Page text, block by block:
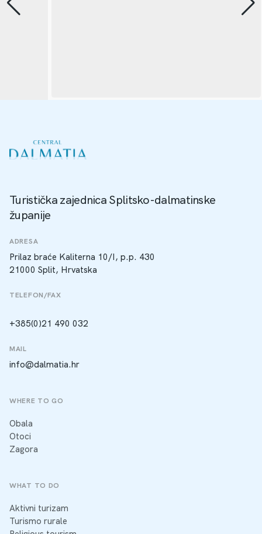
Turistička zajednica Splitsko-dalmatinske
županije
ADRESA
Prilaz braće Kaliterna 10/I, p.p. 430
21000 Split, Hrvatska
TELEFON/FAX
+385(0)21 490 032
MAIL
info@dalmatia.hr
WHERE TO GO
Obala
Otoci
Zagora
WHAT TO DO
Aktivni turizam
Turismo rurale